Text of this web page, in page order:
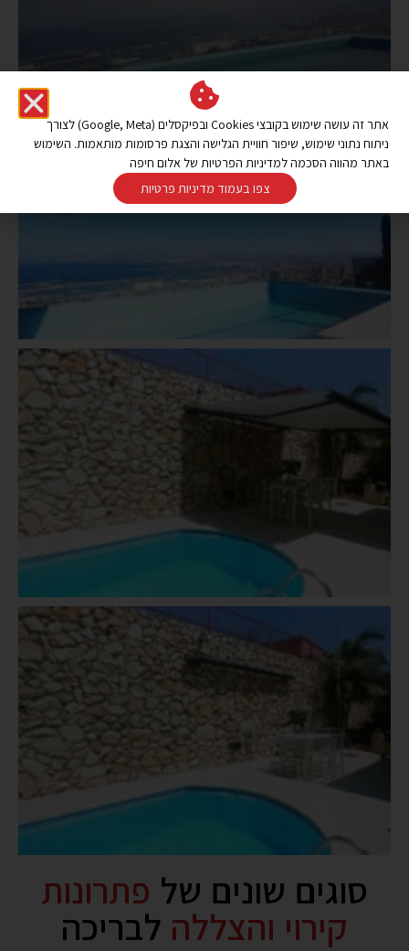
סוגים שונים של פתרונות
קירוי והצללה לבריכה
אתר זה עושה שימוש בקובצי Cookies ובפיקסלים (Google, Meta) לצורך
ניתוח נתוני שימוש, שיפור חוויית הגלישה והצגת פרסומות מותאמות. השימוש
באתר מהווה הסכמה למדיניות הפרטיות של אלום חיפה
צפו בעמוד מדיניות פרטיות